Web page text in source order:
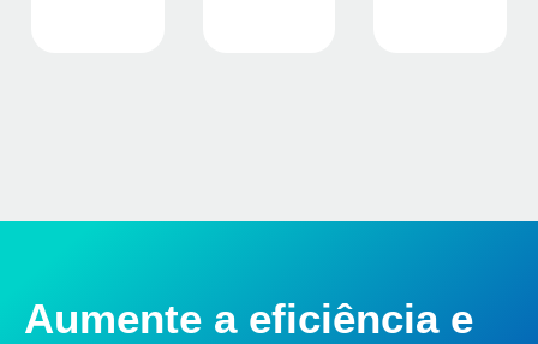
Aumente a eficiência e